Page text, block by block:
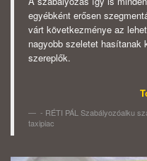
egyébként erősen
várt következménye az
nagyobb szeletet
szereplők.
- RÉTI PÁL Szabályozóalku
taxipiac